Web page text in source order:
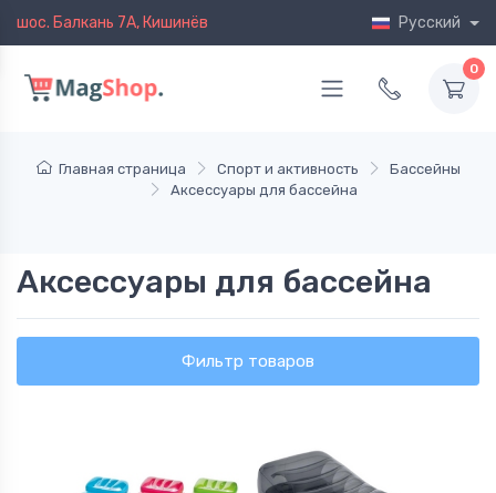
шос. Балкань 7A, Кишинёв Русский
0
Главная страница Спорт и активность
Бассейны
Аксессуары для бассейна
Аксессуары для бассейна
Фильтр товаров